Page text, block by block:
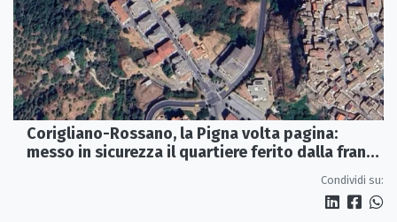
Corigliano-Rossano, la Pigna volta pagina:
messo in sicurezza il quartiere ferito dalla frana
Condividi su: